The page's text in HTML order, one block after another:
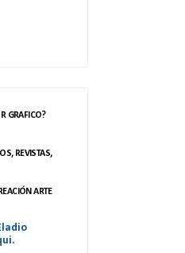
GRAFICO?
REVISTAS,
ARTE